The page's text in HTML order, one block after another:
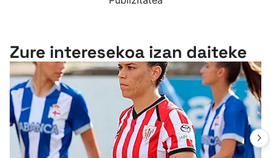
Zure interesekoa izan daiteke